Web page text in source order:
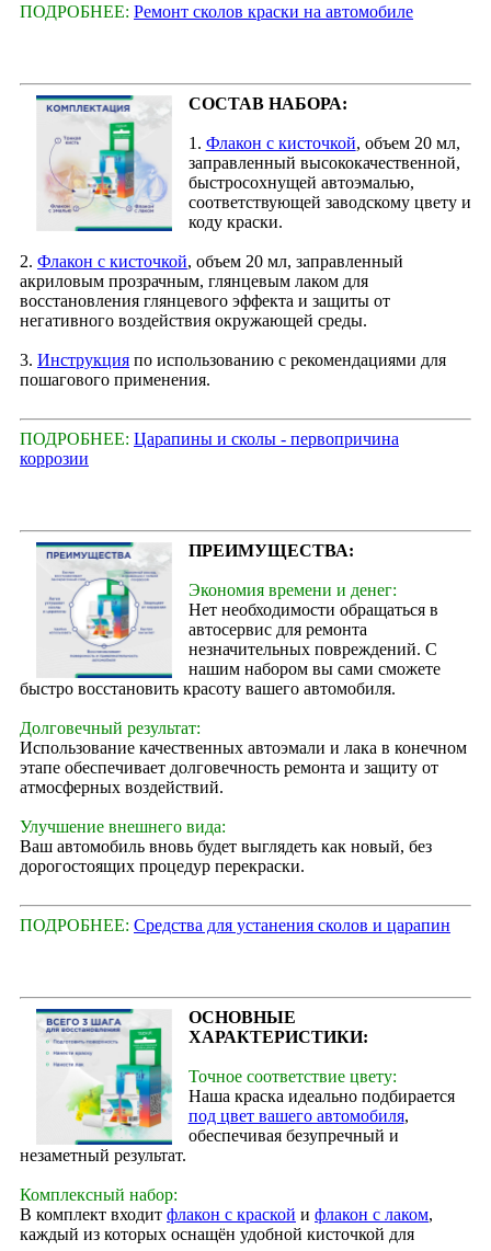
ПОДРОБНЕЕ: Ремонт сколов краски на автомобиле
СОСТАВ НАБОРА:
1. Флакон с кисточкой, объем 20 мл,
заправленный высококачественной,
быстросохнущей автоэмалью,
соответствующей заводскому цвету и
коду краски.
2. Флакон с кисточкой, объем 20 мл, заправленный
акриловым прозрачным, глянцевым лаком для
восстановления глянцевого эффекта и защиты от
негативного воздействия окружающей среды.
3. Инструкция по использованию с рекомендациями для
пошагового применения.
ПОДРОБНЕЕ: Царапины и сколы - первопричина
коррозии
ПРЕИМУЩЕСТВА:
Экономия времени и денег:
Нет необходимости обращаться в
автосервис для ремонта
незначительных повреждений. С
нашим набором вы сами сможете
быстро восстановить красоту вашего автомобиля.
Долговечный результат:
Использование качественных автоэмали и лака в конечном
этапе обеспечивает долговечность ремонта и защиту от
атмосферных воздействий.
Улучшение внешнего вида:
Ваш автомобиль вновь будет выглядеть как новый, без
дорогостоящих процедур перекраски.
ПОДРОБНЕЕ: Средства для устанения сколов и царапин
ОСНОВНЫЕ
ХАРАКТЕРИСТИКИ:
Точное соответствие цвету:
Наша краска идеально подбирается
под цвет вашего автомобиля,
обеспечивая безупречный и
незаметный результат.
Комплексный набор:
В комплект входит флакон с краской и флакон с лаком,
каждый из которых оснащён удобной кисточкой для